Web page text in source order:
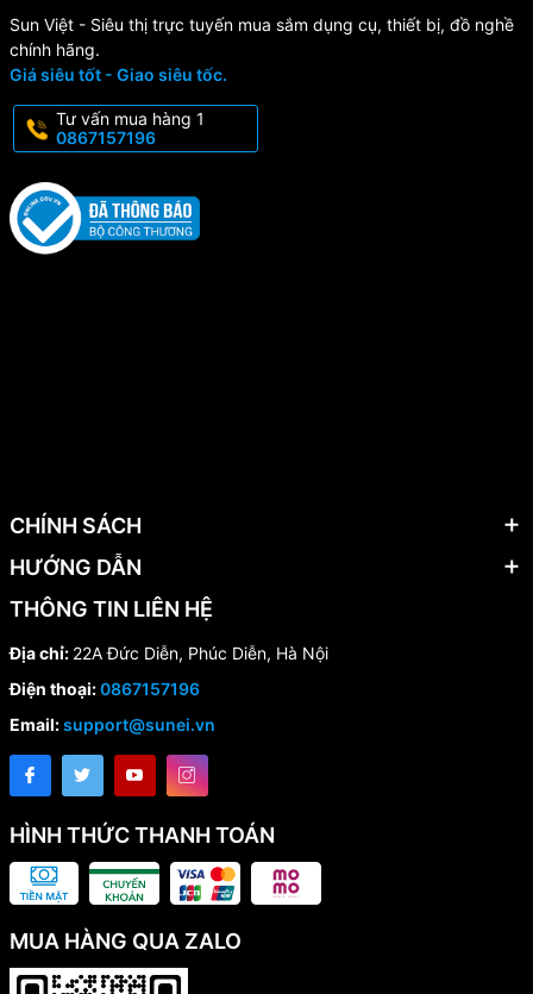
Sun Việt - Siêu thị trực tuyến mua sắm dụng cụ, thiết bị, đồ nghề
chính hãng.
Giá siêu tốt - Giao siêu tốc.
Tư vấn mua hàng 1
0867157196
CHÍNH SÁCH
HƯỚNG DẪN
THÔNG TIN LIÊN HỆ
Địa chỉ: 22A Đức Diễn, Phúc Diễn, Hà Nội
Điện thoại:0867157196
Email:support@sunei.vn
HÌNH THỨC THANH TOÁN
MUA HÀNG QUA ZALO